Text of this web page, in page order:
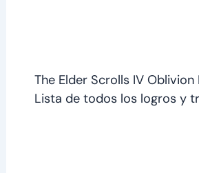
The Elder Scrolls IV Oblivion
Lista de todos los logros y